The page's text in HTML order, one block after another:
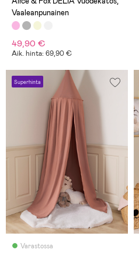
Vaaleanpunainen
49,90 €
Aik. hinta: 69,90 €
Superhinta
Varastossa